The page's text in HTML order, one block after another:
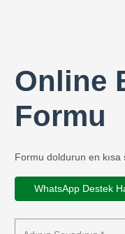
Online
Formu
Formu doldurun en
WhatsApp Destek